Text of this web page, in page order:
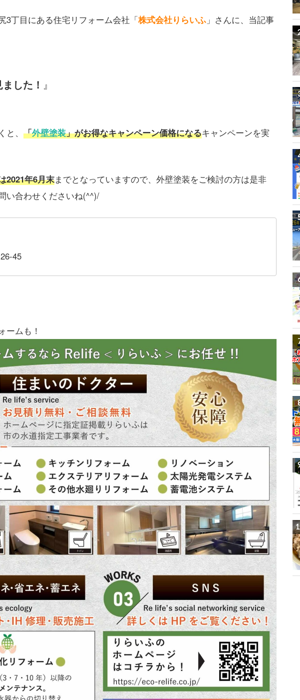
3丁目にある住宅リフォーム会社「株式会社りらいふ 」さんに、当記事
した！ 』
、 「外壁塗装」がお得なキャンペーン価格になるキャンペーンを実
2021年6月末までとなっていますので、外壁塗装をご検討の方は是非
い合わせくださいね(^^)/
45
ームも！